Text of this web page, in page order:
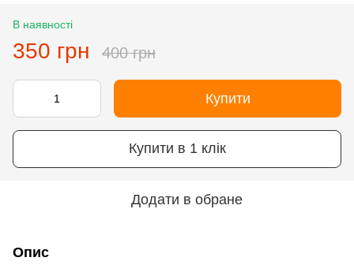
В наявності
350 грн 400 грн
Купити
Купити в 1 клік
Додати в обране
Опис